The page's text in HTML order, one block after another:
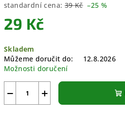
standardní cena: 39 Kč –25 %
29 Kč
cena:
Skladem
Můžeme doručit do:
12.8.2026
Možnosti doručení
+
−